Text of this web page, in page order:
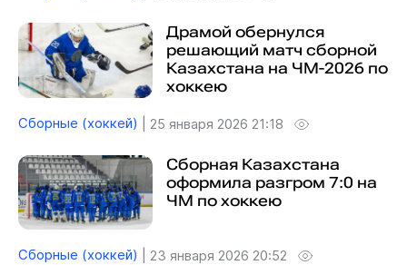
Драмой обернулся
решающий матч сборной
Казахстана на ЧМ-2026 по
хоккею
Сборные (хоккей) 25 января 2026 21:18
Сборная Казахстана
оформила разгром 7:0 на
ЧМ по хоккею
Сборные (хоккей) 23 января 2026 20:52